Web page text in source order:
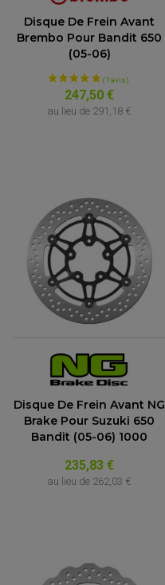
Disque De Frein Avant
Brembo Pour Bandit 650
(05-06)
247,50 €
au lieu de 291,18 €
Disque De Frein Avant NG
Brake Pour Suzuki 650
Bandit (05-06) 1000
235,83 €
au lieu de 262,03 €